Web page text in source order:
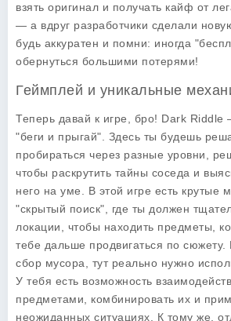
взять оригинал и получать кайф от
— а вдруг разработчики сделали
будь аккуратен и помни: иногда
обернуться большими потерями!
Геймплей и уникальные
Теперь давай к игре, бро! Dark Riddle
"беги и прыгай". Здесь ты будешь
пробираться через разные уровни,
чтобы раскрутить тайны соседа и
него на уме. В этой игре есть крутые
"скрытый поиск", где ты должен
локации, чтобы находить предметы,
тебе дальше продвигаться по сюжету.
сбор мусора, тут реально нужно
У тебя есть возможность
предметами, комбинировать их и
неожиданных ситуациях. К тому же,